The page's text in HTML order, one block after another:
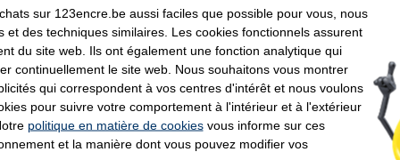
est également équipé d’une fonction d’auto-nettoyage qui limite la formation de
Vous profitez ainsi d’un air frais et confortable à tout moment de la
simple.
de refroidissement
Puissance:
mobile Label énergétique:
348 x 350 x 701 mm (LxlxH) Réglages:
sur 123encre.be aussi faciles que possible pour vous, nous
et des techniques similaires. Les cookies fonctionnels assurent
du site web. Ils ont également une fonction analytique qui
continuellement le site web. Nous souhaitons vous montrer
qui correspondent à vos centres d'intérêt et nous voulons
pour suivre votre comportement à l'intérieur et à l'extérieur
politique en matière de cookiesvous informe sur ces
et la manière dont vous pouvez modifier vos